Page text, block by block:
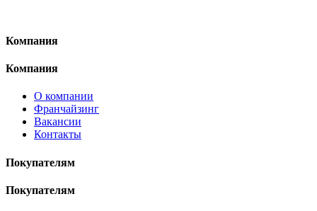
Компания
Компания
О компании
Франчайзинг
Вакансии
Контакты
Покупателям
Покупателям